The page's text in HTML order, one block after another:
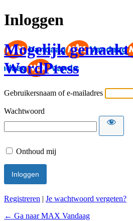
Inloggen
Mogelijk gemaakt
WordPress
Gebruikersnaam of e-mailadres
Wachtwoord
Onthoud mij
Registreren | Je wachtwoord vergeten?
← Ga naar MAX Vandaag